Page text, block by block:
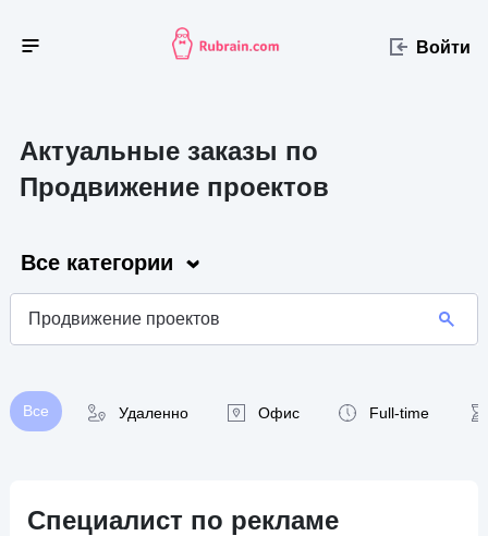
Войти
Актуальные заказы по
Продвижение проектов
Все категории
Все Удаленно Офис Full-time
Специалист по рекламе